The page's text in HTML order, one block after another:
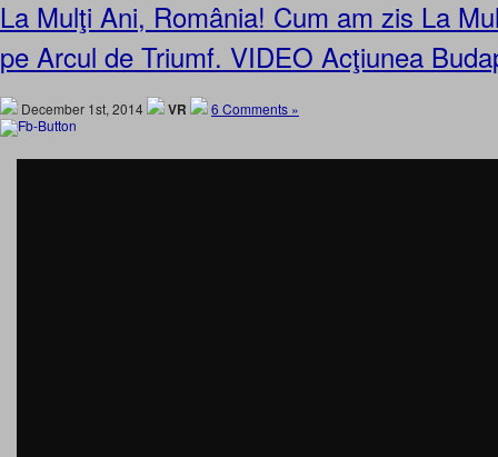
La Mulţi Ani, România! Cum am zis La
pe Arcul de Triumf. VIDEO Acţiunea
December 1st, 2014 VR 6 Comments »